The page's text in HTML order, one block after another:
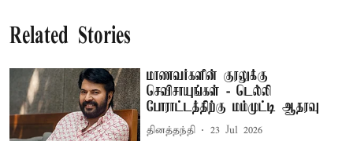
Related Stories
மாணவர்களின் குரலுக்கு
செவிசாயுங்கள் - டெல்லி
போராட்டத்திற்கு மம்முட்டி ஆதரவு
தினத்தந்தி 23 Jul 2026